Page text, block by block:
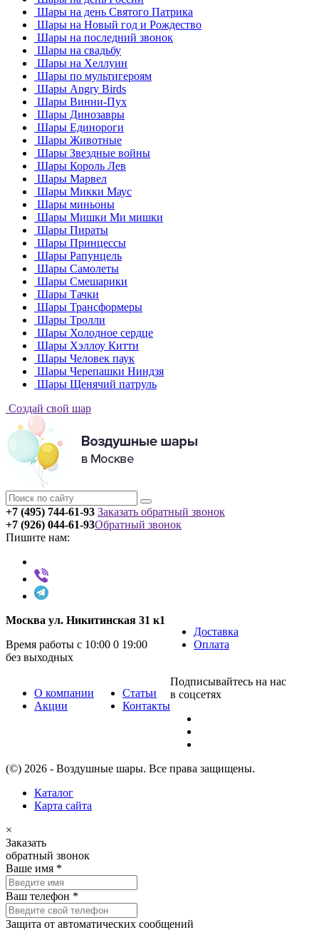
Шары на день Святого Патрика
Шары на Новый год и Рождество
Шары на последний звонок
Шары на свадьбу
Шары на Хеллуин
Шары по мультигероям
Шары Angry Birds
Шары Винни-Пух
Шары Динозавры
Шары Единороги
Шары Животные
Шары Звездные войны
Шары Король Лев
Шары Марвел
Шары Микки Маус
Шары миньоны
Шары Мишки Ми мишки
Шары Пираты
Шары Принцессы
Шары Рапунцель
Шары Самолеты
Шары Смешарики
Шары Тачки
Шары Трансформеры
Шары Тролли
Шары Холодное сердце
Шары Хэллоу Китти
Шары Человек паук
Шары Черепашки Ниндзя
Шары Щенячий патруль
Создай свой шар
+7 (495) 744-61-93 Заказать обратный звонок
+7 (926) 044-61-93
Пишите нам:
Обратный звонок
Москва ул. Никитинская 31 к1
Время работы с 10:00 0 19:00
без выходных
Доставка
Оплата
О компании
Акции
Статьи
Контакты
Подписывайтесь на нас
в соцсетях
(©) 2026 - Воздушные шары. Все права защищены.
Каталог
Карта сайта
×
Заказать
обратный звонок
Ваше имя *
Ваш телефон *
Защита от автоматических сообщений